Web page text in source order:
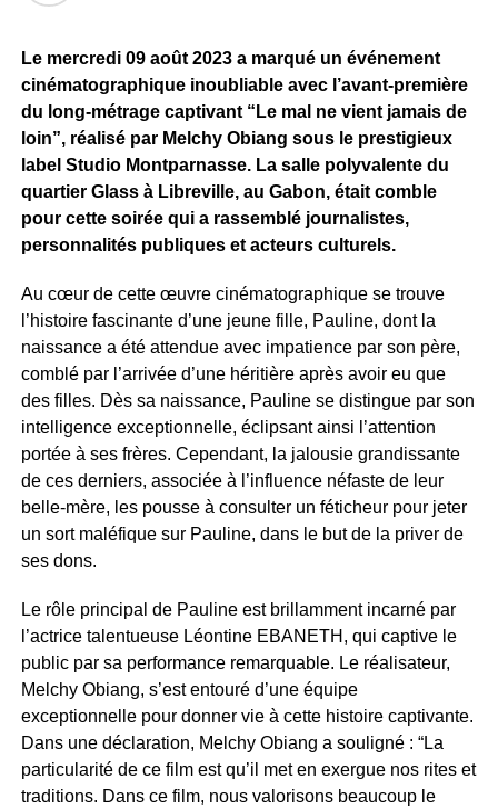
Le mercredi 09 août 2023 a marqué un événement
cinématographique inoubliable avec l’avant-première
du long-métrage captivant “Le mal ne vient jamais de
loin”, réalisé par Melchy Obiang sous le prestigieux
label Studio Montparnasse. La salle polyvalente du
quartier Glass à Libreville, au Gabon, était comble
pour cette soirée qui a rassemblé journalistes,
personnalités publiques et acteurs culturels.
Au cœur de cette œuvre cinématographique se trouve
l’histoire fascinante d’une jeune fille, Pauline, dont la
naissance a été attendue avec impatience par son père,
comblé par l’arrivée d’une héritière après avoir eu que
des filles. Dès sa naissance, Pauline se distingue par son
intelligence exceptionnelle, éclipsant ainsi l’attention
portée à ses frères. Cependant, la jalousie grandissante
de ces derniers, associée à l’influence néfaste de leur
belle-mère, les pousse à consulter un féticheur pour jeter
un sort maléfique sur Pauline, dans le but de la priver de
ses dons.
Le rôle principal de Pauline est brillamment incarné par
l’actrice talentueuse Léontine EBANETH, qui captive le
public par sa performance remarquable. Le réalisateur,
Melchy Obiang, s’est entouré d’une équipe
exceptionnelle pour donner vie à cette histoire captivante.
Dans une déclaration, Melchy Obiang a souligné : “La
particularité de ce film est qu’il met en exergue nos rites et
traditions. Dans ce film, nous valorisons beaucoup le